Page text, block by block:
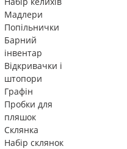
Мадлери
Попільнички
Барний
інвентар
Відкривачки і
штопори
Графін
Пробки для
пляшок
Склянка
Набір склянок